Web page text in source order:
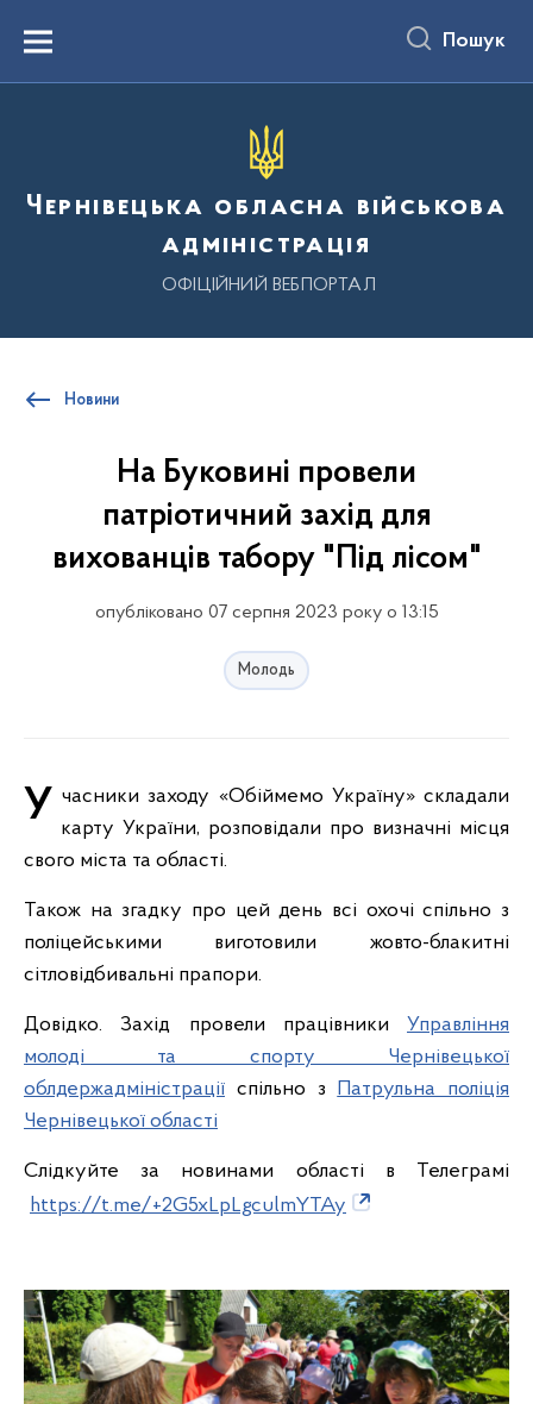
вмістуMenu Пошук
Чернівецька обласна військова
адміністрація
ОФІЦІЙНИЙ ВЕБПОРТАЛ
Новини
На Буковині провели
патріотичний захід для
вихованців табору "Під лісом"
опубліковано 07 серпня 2023 року о 13:15
Молодь
Учасники заходу «Обіймемо Україну» складали карту України, розповідали про визначні місця
свого міста та області.
Також на згадку про цей день всі охочі спільно з
поліцейськими виготовили жовто-блакитні
сітловідбивальні прапори.
Довідко. Захід провели працівники Управління
молоді та спорту Чернівецької
облдержадміністрації спільно з Патрульна поліція
Чернівецької області
Слідкуйте за новинами області в Телеграмі
https://t.me/+2G5xLpLgculmYTAy